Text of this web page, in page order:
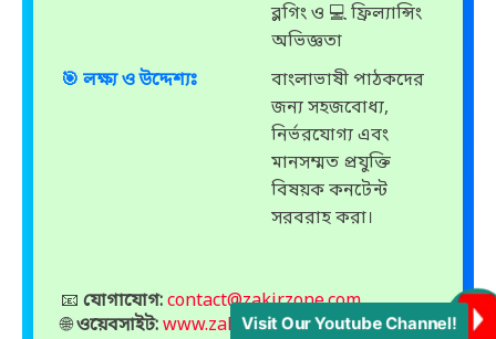
Visit Our Youtube Channel!
ব্লগিং ও 💻 ফ্রিল্যান্সিং
অভিজ্ঞতা
🎯 লক্ষ্য ও উদ্দেশ্যঃ
বাংলাভাষী পাঠকদের
জন্য সহজবোধ্য,
নির্ভরযোগ্য এবং
মানসম্মত প্রযুক্তি
বিষয়ক কনটেন্ট
সরবরাহ করা।
📧 যোগাযোগ:contact@zakirzone.com
🌐ওয়েবসাইট:www.zakirzone.com